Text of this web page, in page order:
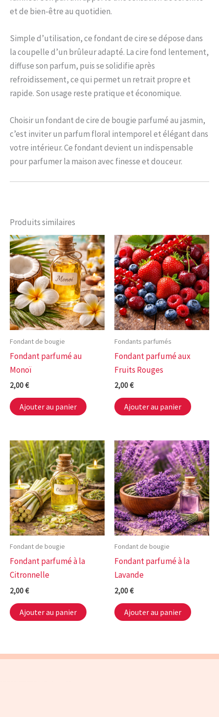
et de bien-être au quotidien.
Simple d’utilisation, ce fondant de cire se dépose dans
la coupelle d’un brûleur adapté. La cire fond lentement,
diffuse son parfum, puis se solidifie après
refroidissement, ce qui permet un retrait propre et
rapide. Son usage reste pratique et économique.
Choisir un fondant de cire de bougie parfumé au jasmin,
c’est inviter un parfum floral intemporel et élégant dans
votre intérieur. Ce fondant devient un indispensable
pour parfumer la maison avec finesse et douceur.
Produits similaires
Fondant de bougie
Fondant parfumé au
Monoï
2,00€
Ajouter au panier
Fondants parfumés
Fondant parfumé aux
Fruits Rouges
2,00€
Ajouter au panier
Fondant de bougie
Fondant parfumé à la
Citronnelle
2,00€
Ajouter au panier
Fondant de bougie
Fondant parfumé à la
Lavande
2,00€
Ajouter au panier